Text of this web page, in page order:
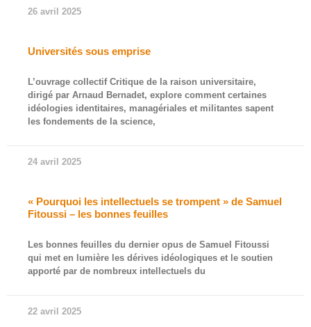
26 avril 2025
Universités sous emprise
L’ouvrage collectif Critique de la raison universitaire,
dirigé par Arnaud Bernadet, explore comment certaines
idéologies identitaires, managériales et militantes sapent
les fondements de la science,
24 avril 2025
« Pourquoi les intellectuels se trompent » de Samuel
Fitoussi – les bonnes feuilles
Les bonnes feuilles du dernier opus de Samuel Fitoussi
qui met en lumière les dérives idéologiques et le soutien
apporté par de nombreux intellectuels du
22 avril 2025